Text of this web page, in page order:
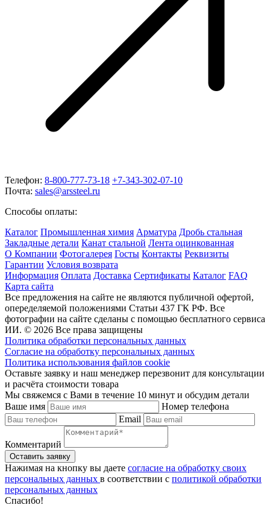
Телефон: 8-800-777-73-18 +7-343-302-07-10
Почта: sales@arssteel.ru
Способы оплаты:
Каталог Промышленная химия Арматура Дробь стальная
Закладные детали Канат стальной Лента оцинкованная
О Компании Фотогалерея Госты Контакты Реквизиты
Гарантии Условия возврата
Информация Оплата Доставка Сертификаты Каталог FAQ
Карта сайта
Все предложения на сайте не являются публичной офертой,
опеределяемой положениями Статьи 437 ГК РФ. Все
фотографии на сайте сделаны с помощью бесплатного сервиса
ИИ. © 2026 Все права защищены
Политика обработки персональных данных
Согласие на обработку персональных данных
Политика использования файлов cookie
Оставьте заявку и наш менеджер перезвонит для консультации
и расчёта стоимости товара
Мы свяжемся с Вами в течение 10 минут и обсудим детали
Ваше имя
Номер телефона
Email
Комментарий
Нажимая на кнопку вы даете согласие на обработку своих
персональных данных в соответствии с политикой обработки
персональных данных
Спасибо!